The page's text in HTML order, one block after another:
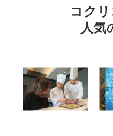
コク
人気